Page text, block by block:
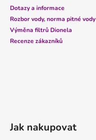
Dotazy a informace
Rozbor vody, norma pitné vody
Výměna filtrů Dionela
Recenze zákazníků
Jak nakupovat